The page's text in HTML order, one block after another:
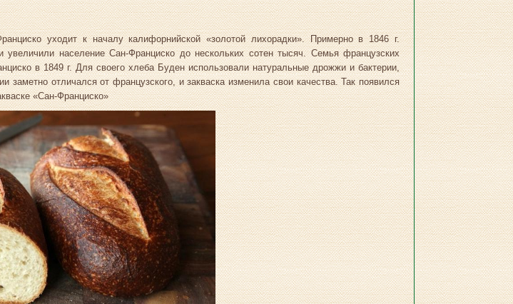
уходит к началу калифорнийской «золотой лихорадки». Примерно в 1846 г.
увеличили население Сан-Франциско до нескольких сотен тысяч. Семья французских
в 1849 г. Для своего хлеба Буден использовали натуральные дрожжи и бактерии,
заметно отличался от французского, и закваска изменила свои качества. Так появился
«Сан-Франциско»